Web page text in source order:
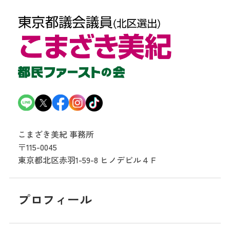
こまざき美紀 事務所
〒115-0045
東京都北区赤羽1-59-8 ヒノデビル４Ｆ
プロフィール